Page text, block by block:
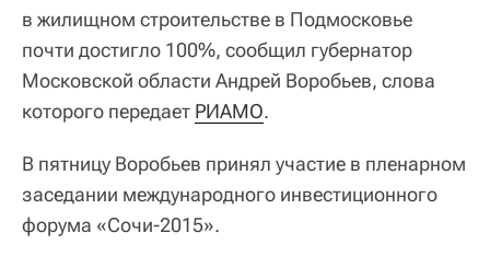
в жилищном строительстве в Подмосковье
почти достигло 100%, сообщил губернатор
Московской области Андрей Воробьев, слова
которого передает РИАМО.
В пятницу Воробьев принял участие в пленарном
заседании международного инвестиционного
форума «Сочи-2015».